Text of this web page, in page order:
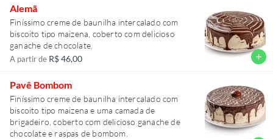
Alemã
Finíssimo creme de baunilha intercalado com
biscoito tipo maizena, coberto com delicioso
ganache de chocolate.
A partir de R$ 46,00 add
Pavê Bombom
Finíssimo creme de baunilha intercalado com
biscoito tipo maizena e uma camada de
brigadeiro, coberto com delicioso ganache de
chocolate e raspas de bombom.